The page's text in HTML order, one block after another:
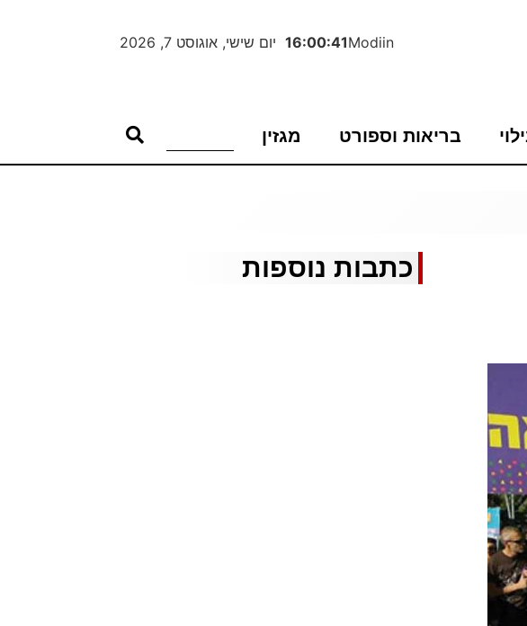
Modiin
16:00:42 יום שישי, אוגוסט 7, 2026
בריאות וספורט מגזין
כתבות נוספות